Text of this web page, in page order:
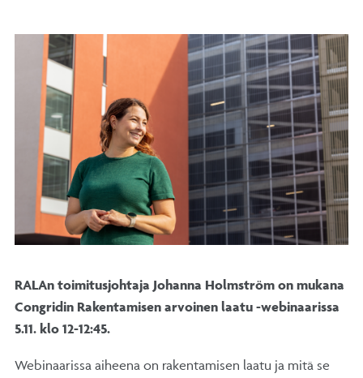
RALAn toimitusjohtaja Johanna Holmström on mukana
Congridin Rakentamisen arvoinen laatu -webinaarissa
5.11. klo 12-12:45.
Webinaarissa aiheena on rakentamisen laatu ja mitä se